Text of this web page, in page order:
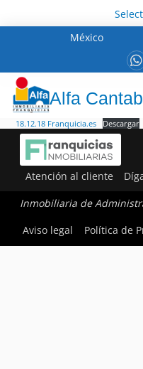
México
Alfa
18.12.18 Franquicia.es Descargar
Atención al cliente
Inmobiliaria de
Aviso legal
Política de